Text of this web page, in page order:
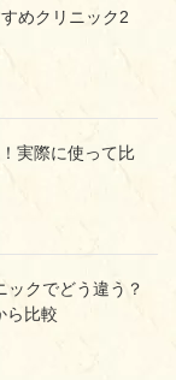
めクリニック2
実際に使って比
ックでどう違う？
ら比較